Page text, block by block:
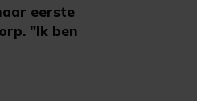
eerste
"Ik ben